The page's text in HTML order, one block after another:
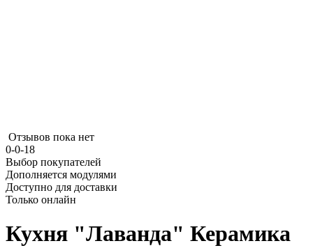
Отзывов пока нет
0-0-18
Выбор покупателей
Дополняется модулями
Доступно для доставки
Только онлайн
Кухня "Лаванда" Керамика